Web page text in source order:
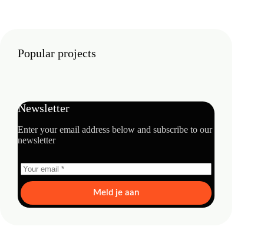
Popular projects
Newsletter
Enter your email address below and subscribe to our
newsletter
Meld je aan